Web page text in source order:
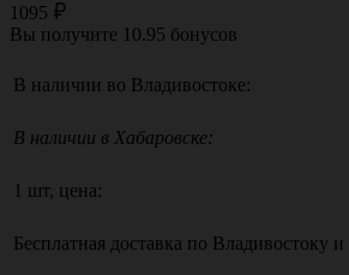
1095
Вы получите 10.95 бонусов
В наличии во Владивостоке:
В наличии в Хабаровске:
1 шт, цена:
Бесплатная доставка по Владивостоку и